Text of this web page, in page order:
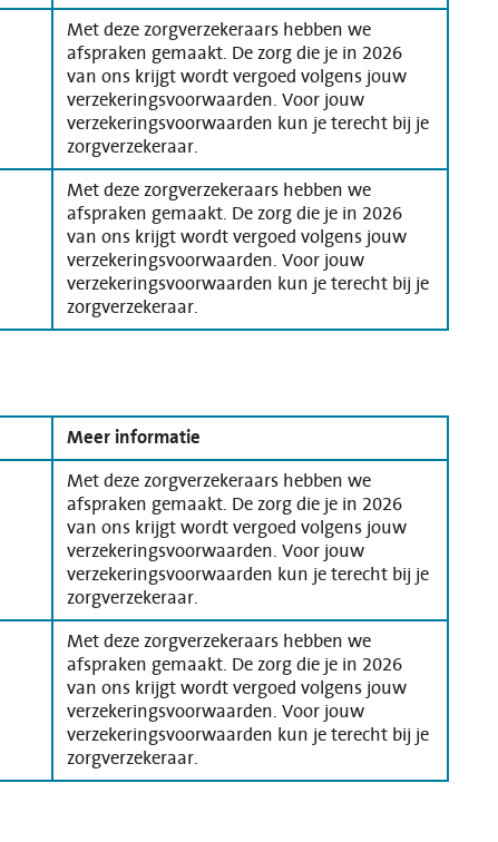
Met deze zorgverzekeraars hebben we
afspraken gemaakt. De zorg die je in 2026
van ons krijgt wordt vergoed volgens jouw
verzekeringsvoorwaarden. Voor jouw
verzekeringsvoorwaarden kun je terecht bij je
zorgverzekeraar.
Met deze zorgverzekeraars hebben we
afspraken gemaakt. De zorg die je in 2026
van ons krijgt wordt vergoed volgens jouw
verzekeringsvoorwaarden. Voor jouw
verzekeringsvoorwaarden kun je terecht bij je
zorgverzekeraar.
Meer informatie
Met deze zorgverzekeraars hebben we
afspraken gemaakt. De zorg die je in 2026
van ons krijgt wordt vergoed volgens jouw
verzekeringsvoorwaarden. Voor jouw
verzekeringsvoorwaarden kun je terecht bij je
zorgverzekeraar.
Met deze zorgverzekeraars hebben we
afspraken gemaakt. De zorg die je in 2026
van ons krijgt wordt vergoed volgens jouw
verzekeringsvoorwaarden. Voor jouw
verzekeringsvoorwaarden kun je terecht bij je
zorgverzekeraar.